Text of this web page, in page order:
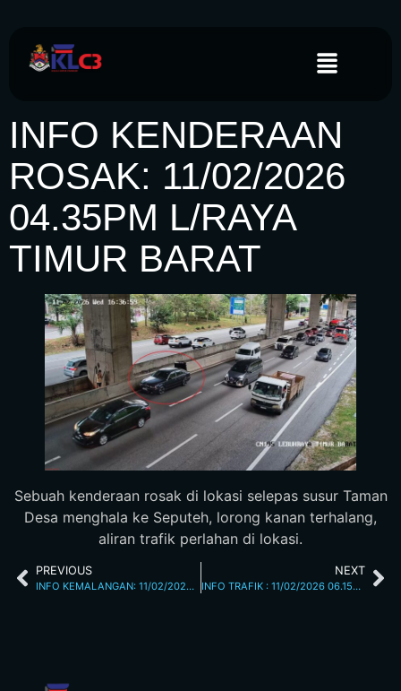
INFO KENDERAAN
ROSAK: 11/02/2026
04.35PM L/RAYA
TIMUR BARAT
Sebuah kenderaan rosak di lokasi selepas susur Taman
Desa menghala ke Seputeh, lorong kanan terhalang,
aliran trafik perlahan di lokasi.
PREVIOUS
INFO KEMALANGAN: 11/02/2026 04.10PM JALAN TUN RAZAK
NEXT
INFO TRAFIK : 11/02/2026 06.15PM